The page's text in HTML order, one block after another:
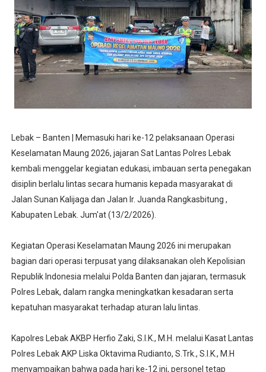
Lebak – Banten | Memasuki hari ke-12 pelaksanaan Operasi
Keselamatan Maung 2026, jajaran Sat Lantas Polres Lebak
kembali menggelar kegiatan edukasi, imbauan serta penegakan
disiplin berlalu lintas secara humanis kepada masyarakat di
Jalan Sunan Kalijaga dan Jalan Ir. Juanda Rangkasbitung ,
Kabupaten Lebak. Jum'at (13/2/2026).
Kegiatan Operasi Keselamatan Maung 2026 ini merupakan
bagian dari operasi terpusat yang dilaksanakan oleh Kepolisian
Republik Indonesia melalui Polda Banten dan jajaran, termasuk
Polres Lebak, dalam rangka meningkatkan kesadaran serta
kepatuhan masyarakat terhadap aturan lalu lintas.
Kapolres Lebak AKBP Herfio Zaki, S.I.K., M.H. melalui Kasat Lantas
Polres Lebak AKP Liska Oktavima Rudianto, S.Trk., S.I.K., M.H
menyampaikan bahwa pada hari ke-12 ini, personel tetap